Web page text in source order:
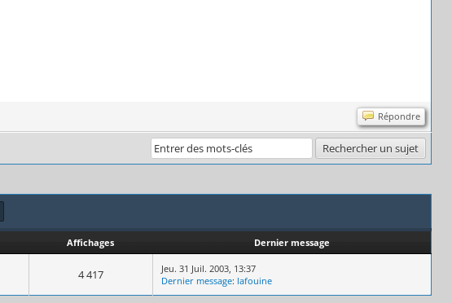
Répondre
Affichages Dernier message
4 417
Jeu. 31 Juil. 2003, 13:37
Dernier message: lafouine